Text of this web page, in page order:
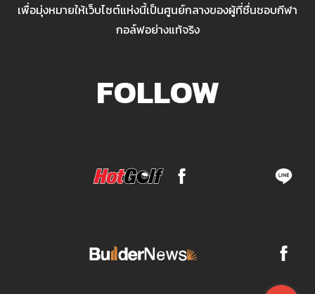
เพื่อมุ่งหมายให้เว็บไซต์แห่งนี้เป็นศูนย์กลางของผู้ที่ชื่นชอบกีฬา
กอล์ฟอย่างแท้จริง
FOLLOW